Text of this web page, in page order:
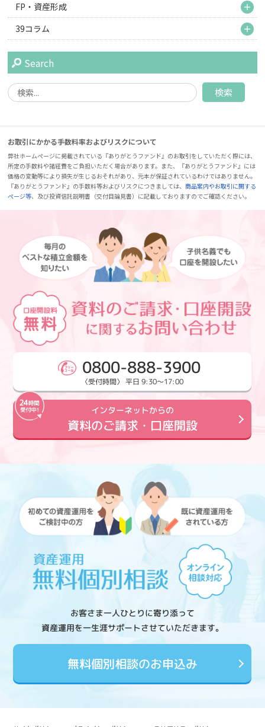
FP・資産形成
39コラム
Search
お取引にかかる手数料率およびリスクについて
弊社ホームページに掲載されている『ありがとうファンド』のお取引をしていただく際には、
所定の手数料や諸経費をご負担いただく場合があります。また、『ありがとうファンド』には
価格の変動等により損失が生じるおそれがあり、元本が保証されているわけではありません。
『ありがとうファンド』の手数料等およびリスクにつきましては、商品案内やお取引に関する
ページ等、及び投資信託説明書（交付目論見書）に記載しておりますのでご確認ください。
0800-888-3900
〈受付時間〉 平日 9:30～17:00
インターネットからの
資料のご請求・口座開設
お客さま一人ひとりに寄り添って
資産運用を一生涯サポートさせていただきます。
無料個別相談のお申込み